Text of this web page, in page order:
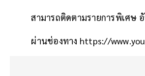
สามารถติดตามรายการพิเศษ
ผ่านช่องทาง https://